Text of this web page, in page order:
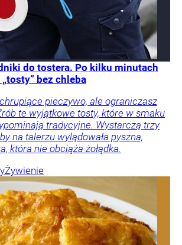
do tostera. Po kilku minutach
bez chleba
pieczywo, ale ograniczasz
te wyjątkowe tosty, które w smaku
tradycyjne. Wystarczą trzy
na talerzu wylądowała pyszna,
która nie obciąża żołądka.
Żywienie